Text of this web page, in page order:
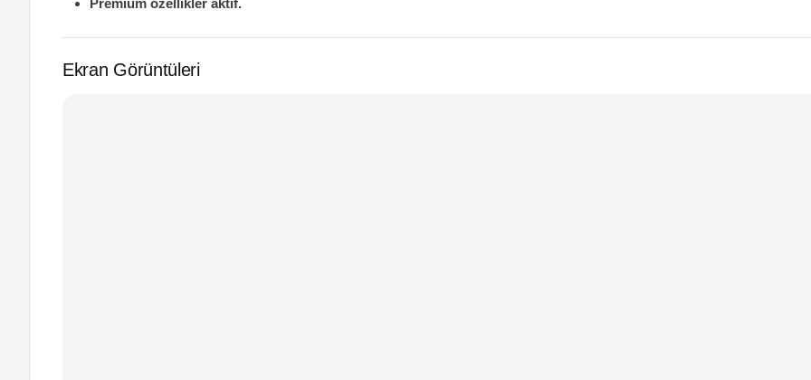
Premium özellikler aktif.
Ekran Görüntüleri